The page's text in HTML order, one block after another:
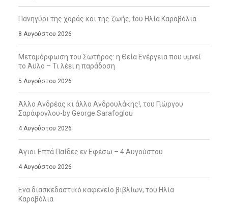
Πανηγύρι της χαράς και της ζωής, tου Ηλία Καραβόλια
8 Αυγούστου 2026
Μεταμόρφωση του Σωτήρος: η Θεία Ενέργεια που υμνεί
το Άϋλο – Τι λέει η παράδοση
5 Αυγούστου 2026
Άλλο Ανδρέας κι άλλο Ανδρουλάκης!, του Γιώργου
Σαράφογλου-by George Sarafoglou
4 Αυγούστου 2026
Άγιοι Επτά Παίδες εν Εφέσω – 4 Αυγούστου
4 Αυγούστου 2026
Ενα διασκεδαστικό καφενείο βιβλίων, του Ηλία
Καραβόλια